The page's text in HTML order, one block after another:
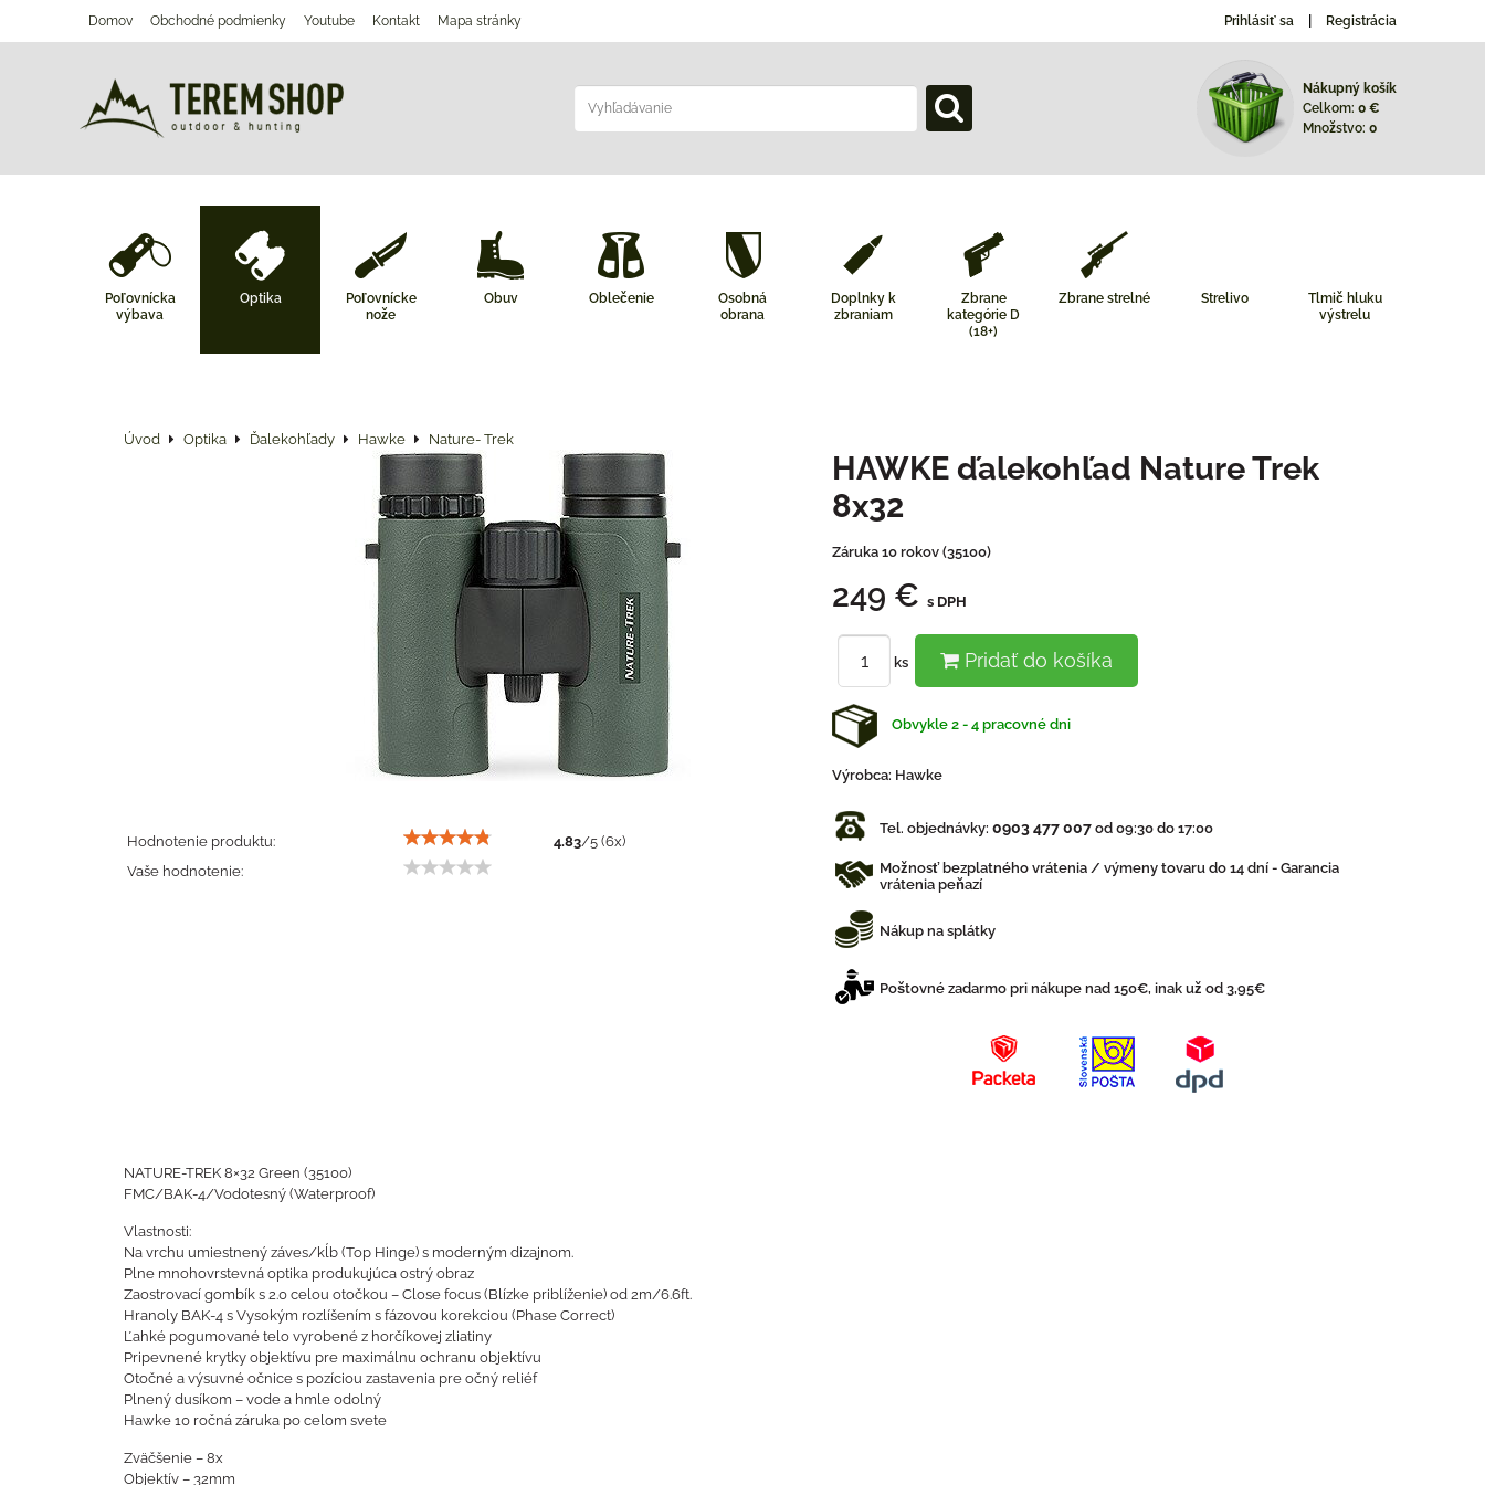
Domov Obchodné podmienky Youtube Kontakt Mapa stránky Prihlásiť sa Registrácia
Nákupný košík
Celkom: 0 €
Množstvo: 0
Poľovnícka
výbava
Optika
Poľovnícke
nože
Obuv Oblečenie
Osobná
obrana
Doplnky k
zbraniam
Zbrane
kategórie D
(18+)
Zbrane strelné Strelivo
Tlmič hluku
výstrelu
Úvod Optika Ďalekohľady Hawke Nature- Trek
Hodnotenie produktu: 4.83/5 (6x)
Vaše hodnotenie:
HAWKE ďalekohľad Nature Trek
8x32
Záruka 10 rokov (35100)
249 € s DPH
ks Pridať do košíka
Obvykle 2 - 4 pracovné dni
Výrobca: Hawke
Tel. objednávky: 0903 477 007 od 09:30 do 17:00
Možnosť bezplatného vrátenia / výmeny tovaru do 14 dní - Garancia
vrátenia peňazí
Nákup na splátky
Poštovné zadarmo pri nákupe nad 150€, inak už od 3,95€
NATURE-TREK 8×32 Green (35100)
FMC/BAK-4/Vodotesný (Waterproof)
Vlastnosti:
Na vrchu umiestnený záves/kĺb (Top Hinge) s moderným dizajnom.
Plne mnohovrstevná optika produkujúca ostrý obraz
Zaostrovací gombík s 2.0 celou otočkou – Close focus (Blízke priblíženie) od 2m/6.6ft.
Hranoly BAK-4 s Vysokým rozlíšením s fázovou korekciou (Phase Correct)
Ľahké pogumované telo vyrobené z horčíkovej zliatiny
Pripevnené krytky objektívu pre maximálnu ochranu objektívu
Otočné a výsuvné očnice s pozíciou zastavenia pre očný reliéf
Plnený dusíkom – vode a hmle odolný
Hawke 10 ročná záruka po celom svete
Zväčšenie – 8x
Objektív – 32mm